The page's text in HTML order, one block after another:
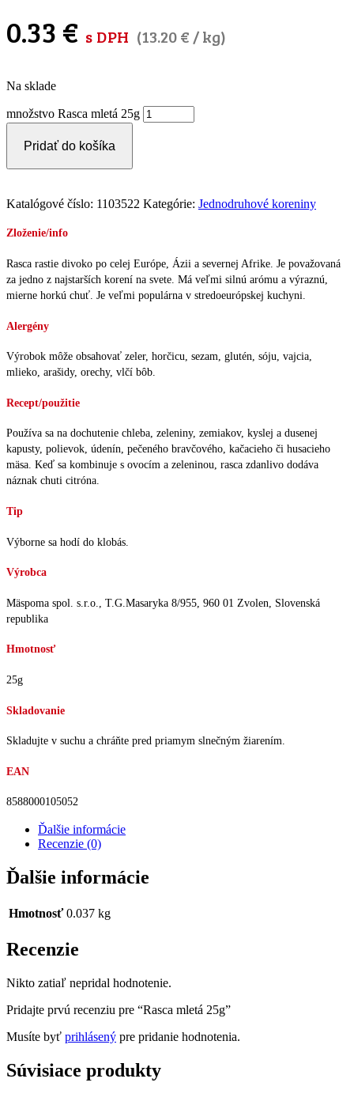
0.33 € s DPH (13.20€ / kg)
Na sklade
množstvo Rasca mletá 25g
Pridať do košíka
Katalógové číslo: 1103522 Kategórie: Jednodruhové koreniny
Zloženie/info
Rasca rastie divoko po celej Európe, Ázii a severnej Afrike. Je považovaná
za jedno z najstarších korení na svete. Má veľmi silnú arómu a výraznú,
mierne horkú chuť. Je veľmi populárna v stredoeurópskej kuchyni.
Alergény
Výrobok môže obsahovať zeler, horčicu, sezam, glutén, sóju, vajcia,
mlieko, arašidy, orechy, vlčí bôb.
Recept/použitie
Používa sa na dochutenie chleba, zeleniny, zemiakov, kyslej a dusenej
kapusty, polievok, údenín, pečeného bravčového, kačacieho či husacieho
mäsa. Keď sa kombinuje s ovocím a zeleninou, rasca zdanlivo dodáva
náznak chuti citróna.
Tip
Výborne sa hodí do klobás.
Výrobca
Mäspoma spol. s.r.o., T.G.Masaryka 8/955, 960 01 Zvolen, Slovenská
republika
Hmotnosť
25g
Skladovanie
Skladujte v suchu a chráňte pred priamym slnečným žiarením.
EAN
8588000105052
Ďalšie informácie
Recenzie (0)
Ďalšie informácie
Hmotnosť 0.037 kg
Recenzie
Nikto zatiaľ nepridal hodnotenie.
Pridajte prvú recenziu pre “Rasca mletá 25g”
Musíte byť prihlásený pre pridanie hodnotenia.
Súvisiace produkty